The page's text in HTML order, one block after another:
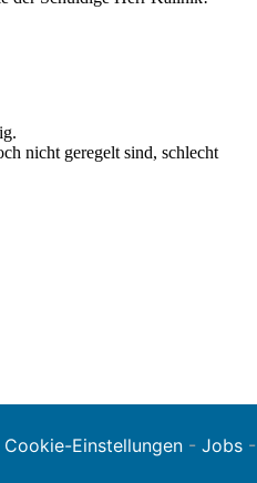
Cookie-Einstellungen- Jobs-